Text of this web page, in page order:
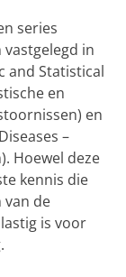
series
in
and Statistical
en
en
–
Hoewel deze
kennis die
van de
is voor